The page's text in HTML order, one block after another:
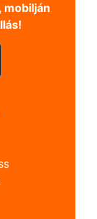
mobilján